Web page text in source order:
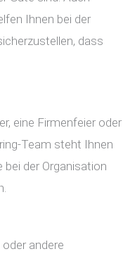
Ihnen bei der
dass
eine Firmenfeier oder
Team steht Ihnen
bei der Organisation
andere